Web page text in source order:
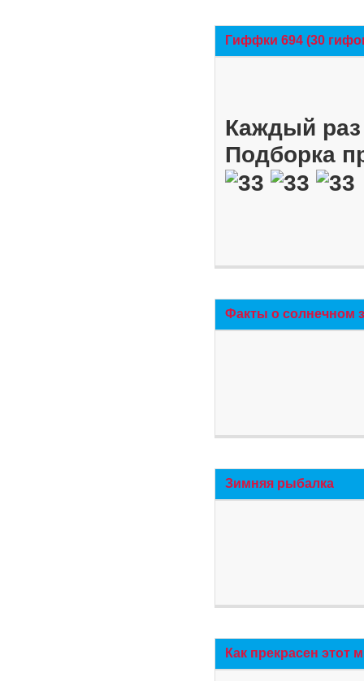
Гиффки 694 (30
Каждый
Подборка
Факты о солнечном
Зимняя рыбалка
Как прекрасен этот